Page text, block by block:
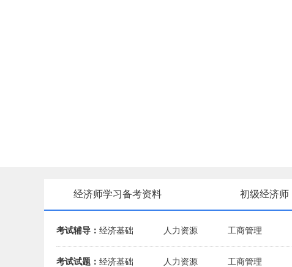
经济师学习备考资料 初级经济师
考试辅导： 经济基础 人力资源 工商管理
考试试题： 经济基础 人力资源 工商管理